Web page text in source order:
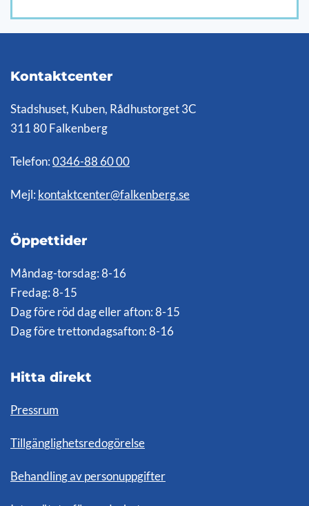
Kontaktcenter
Stadshuset, Kuben, Rådhustorget 3C
311 80 Falkenberg
Telefon: 0346-88 60 00
Mejl: kontaktcenter@falkenberg.se
Öppettider
Måndag-torsdag: 8-16
Fredag: 8-15
Dag före röd dag eller afton: 8-15
Dag före trettondagsafton: 8-16
Hitta direkt
Pressrum
Tillgänglighetsredogörelse
Behandling av personuppgifter